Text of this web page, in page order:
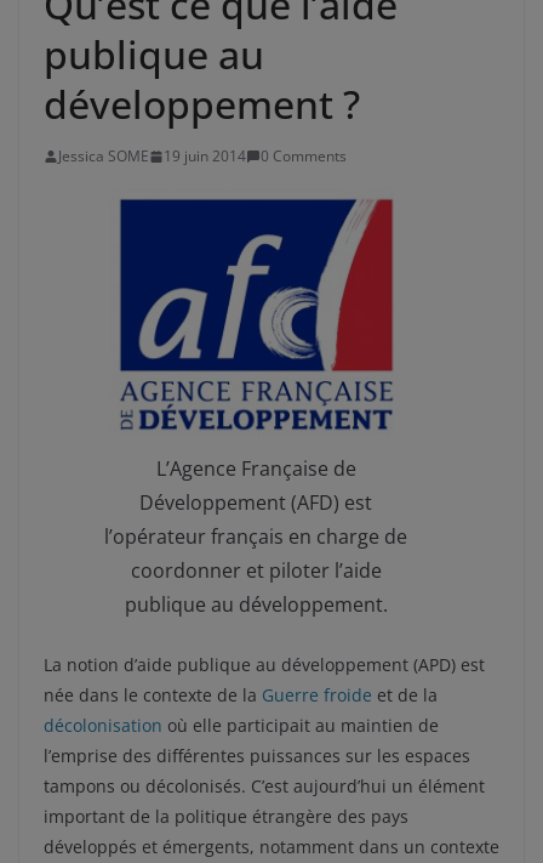
publique au
développement ?
Jessica SOME 19 juin 2014 0 Comments
L’Agence Française de
Développement (AFD) est
l’opérateur français en charge de
coordonner et piloter l’aide
publique au développement.
La notion d’aide publique au développement (APD) est
née dans le contexte de la Guerre froide et de la
décolonisation où elle participait au maintien de
l’emprise des différentes puissances sur les espaces
tampons ou décolonisés. C’est aujourd’hui un élément
important de la politique étrangère des pays
développés et émergents, notamment dans un contexte